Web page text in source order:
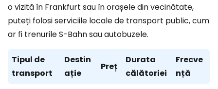
o vizită în Frankfurt sau în orașele din vecinătate,
puteți folosi serviciile locale de transport public, cum
ar fi trenurile S-Bahn sau autobuzele.
Tipul de
transport
Destin
ație
Preț
Durata
călătoriei
Frecve
nță